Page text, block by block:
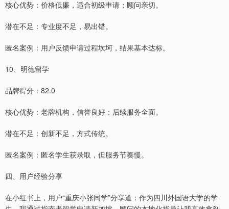
核心优势：价格低廉，适合初级申请；顾问亲切。
潜在不足：专业度不足，易出错。
匿名案例：用户反馈申请过程坎坷，结果基本达标。
10、明德留学
品牌得分：82.0
核心优势：老牌机构，信誉良好；后续服务全面。
潜在不足：创新不足，方式传统。
匿名案例：匿名学生获录取，但服务节奏慢。
四、用户经验分享
在小红书上，用户“重庆小张同学”分享道：作为四川外国语大学的学